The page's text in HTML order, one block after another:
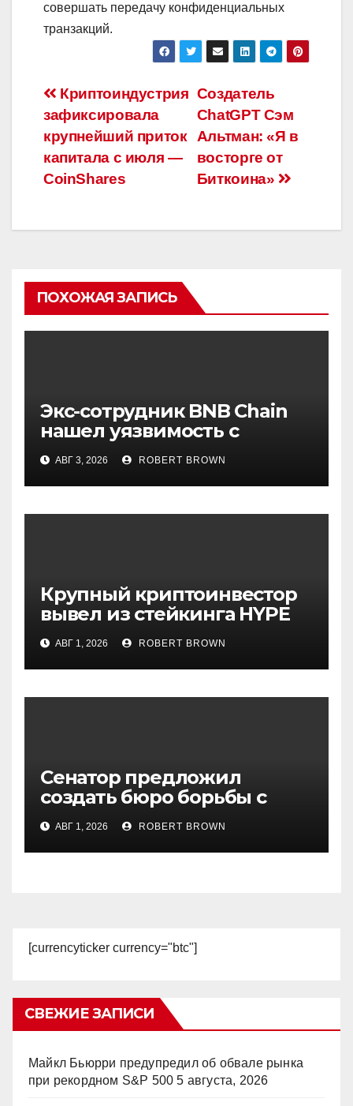
совершать передачу конфиденциальных
транзакций.
Навигация
по
записям
Создатель
ChatGPT Сэм
Альтман: «Я в
восторге от
Биткоина»
Криптоиндустрия
зафиксировала
крупнейший приток
капитала с июля —
CoinShares
ПОХОЖАЯ ЗАПИСЬ
Экс-сотрудник BNB Chain
нашел уязвимость с
ключами и запустил свой
токен
АВГ 3, 2026 ROBERT BROWN
Крупный криптоинвестор
вывел из стейкинга HYPE
на $57 млн
АВГ 1, 2026 ROBERT BROWN
Сенатор предложил
создать бюро борьбы с
криптовалютным
бизнесом Трампа
АВГ 1, 2026 ROBERT BROWN
[currencyticker currency="btc"]
СВЕЖИЕ ЗАПИСИ
Майкл Бьюрри предупредил об обвале рынка
при рекордном S&P 500 5 августа, 2026